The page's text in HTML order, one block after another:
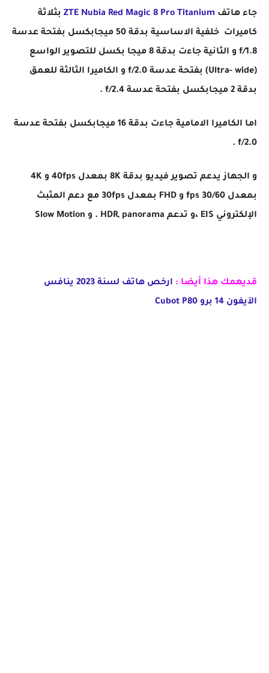
جاء هاتف ZTE Nubia Red Magic 8 Pro Titanium بثلاثة
كاميرات خلفية الاساسية بدقة 50 ميجابكسل بفتحة عدسة
f/1.8 و الثانية جاءت بدقة 8 ميجا بكسل للتصوير الواسع
(Ultra- wide) بفتحة عدسة f/2.0 و الكاميرا الثالثة للعمق
بدقة 2 ميجابكسل بفتحة عدسة f/2.4 .
اما الكاميرا الامامية جاءت بدقة 16 ميجابكسل بفتحة عدسة
f/2.0 .
و الجهاز يدعم تصوير فيديو بدقة 8K بمعدل 40fps و 4K
بمعدل 30/60 fps
و
FHD بمعدل 30fps مع دعم المثبث
الإلكتروني EIS ،و تدعم HDR, panorama . و Slow Motion
قديهمك هذا أيضا :
ارخص هاتف لسنة 2023 ينافس
الآيفون 14 برو Cubot P80